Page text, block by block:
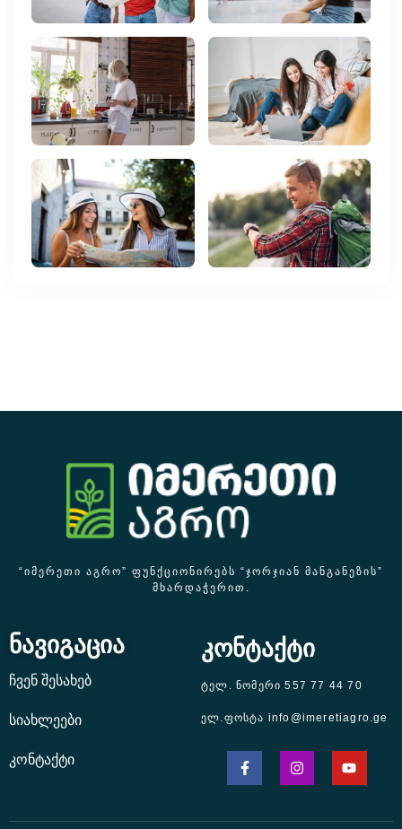
“ᲘᲛᲔᲠᲔᲗᲘ ᲐᲒᲠᲝ” ᲤᲣᲜᲥᲪᲘᲝᲜᲘᲠᲔᲑᲡ “ᲯᲝᲠᲯᲘᲐᲜ ᲛᲐᲜᲒᲐᲜᲔᲖᲘᲡ”
ᲛᲮᲐᲠᲓᲐᲭᲔᲠᲘᲗ.
ნავიგაცია
ჩვენ შესახებ
სიახლეები
კონტაქტი
კონტაქტი
ტელ. ნომერი 557 77 44 70
ელ.ფოსტა info@imeretiagro.ge